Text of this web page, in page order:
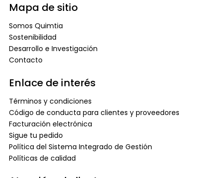
Mapa de sitio
Somos Quimtia
Sostenibilidad
Desarrollo e Investigación
Contacto
Enlace de interés
Términos y condiciones
Código de conducta para clientes y proveedores
Facturación electrónica
Sigue tu pedido
Política del Sistema Integrado de Gestión
Políticas de calidad